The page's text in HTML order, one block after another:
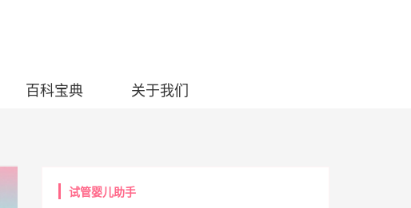
百科宝典 关于我们
试管婴儿助手